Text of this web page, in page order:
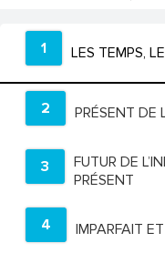
FICHES DE COURS
1 LES TEMPS,
2 PRÉSENT DE
3
FUTUR DE
PRÉSENT
4 IMPARFAIT